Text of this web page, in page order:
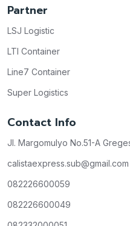
Partner
LSJ Logistic
LTI Container
Line7 Container
Super Logistics
Contact Info
Jl. Margomulyo No.51-A
calistaexpress.sub@gmail.com
082226600059
082226600049